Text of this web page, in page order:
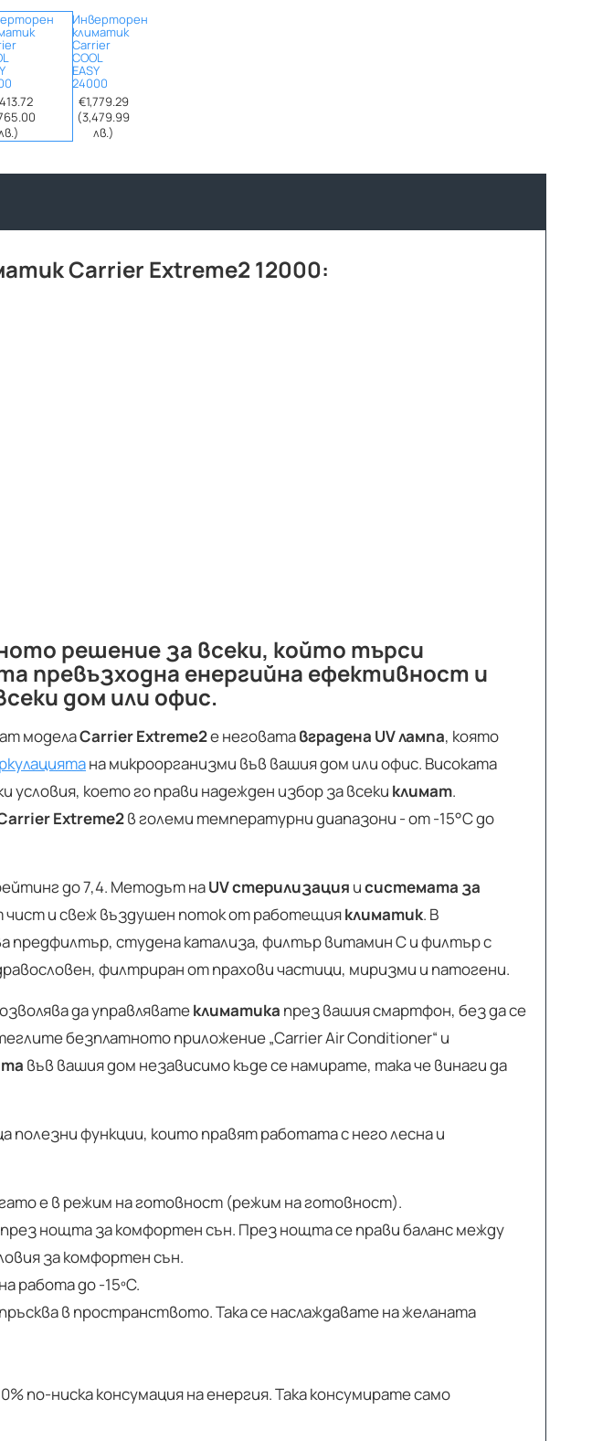
Инверторен
климатик
Carrier
COOL
EASY
24000
€1,779.29
(3,479.99
лв.)
Carrier Extreme2 12000:
решение за всеки, който търси
превъзходна енергийна ефективност и
дом или офис.
моделаCarrier Extreme2е неговатавградена UV лампа, която
на микроорганизми във вашия дом или офис. Високата
което го прави надежден избор за всеки климат.
Extreme2в големи температурни диапазони - от -15°C до
до 7,4. Методът наUV стерилизация исистемата за
чист и свеж въздушен поток от работещияклиматик. В
предфилтър, студена катализа, филтър витамин С и филтър с
филтриран от прахови частици, миризми и патогени.
да управляватеклиматика през вашия смартфон, без да се
безплатното приложение „Carrier Air Conditioner“ и
във вашия дом независимо къде се намирате, така че винаги да
полезни функции, които правят работата с него лесна и
е в режим на готовност (режим на готовност).
нощта за комфортен сън. През нощта се прави баланс между
за комфортен сън.
работа до -15ºC.
в пространството. Така се наслаждавате на желаната
ниска консумация на енергия. Така консумирате само